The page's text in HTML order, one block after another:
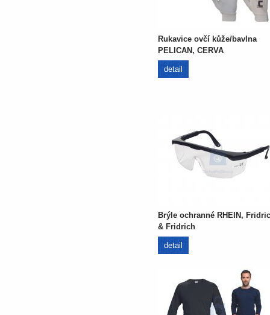
Rukavice ovčí kůže/bavlna
PELICAN, CERVA
detail
Brýle ochranné RHEIN,
& Fridrich
detail